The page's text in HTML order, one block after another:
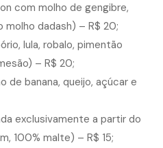
com molho de gengibre,
molho dadash) – R$ 20;
lula, robalo, pimentão
– R$ 20;
de banana, queijo, açúcar e
exclusivamente a partir do
100% malte) – R$ 15;